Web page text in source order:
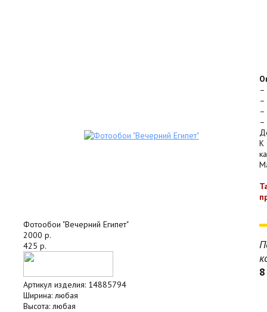
Фотообои "Вечерний Египет"
2000 р.
425 р.
Артикул изделия: 14885794
Ширина: любая
Высота: любая
–
–
–
–
К